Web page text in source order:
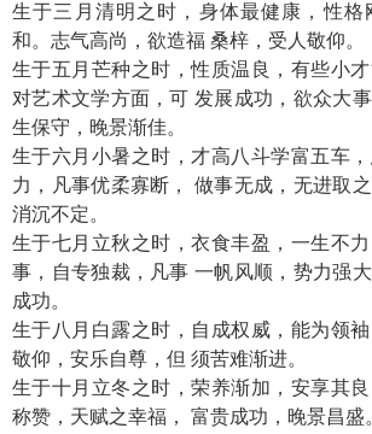
生于三月清明之时，身体最健康，性格
和。志气高尚，欲造福 桑梓，受人敬仰
生于五月芒种之时，性质温良，有些小才
对艺术文学方面，可 发展成功，欲众大
生保守，晚景渐佳。
生于六月小暑之时，才高八斗学富五车
力，凡事优柔寡断， 做事无成，无进取
消沉不定。
生于七月立秋之时，衣食丰盈，一生不
事，自专独裁，凡事 一帆风顺，势力强
成功。
生于八月白露之时，自成权威，能为领
敬仰，安乐自尊，但 须苦难渐进。
生于十月立冬之时，荣养渐加，安享其
称赞，天赋之幸福， 富贵成功，晚景昌盛